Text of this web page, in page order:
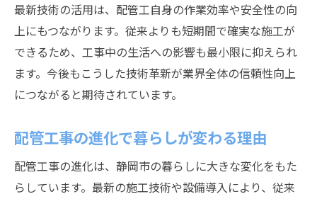
指定工事店による配管工事の安心サポート
配管工選びで活用すべき業者一覧の見方
悪質業者を避ける配管工選びの心得とは
配管工選びで悪質業者を見抜く方法
静岡市周辺で悪質業者一覧を確認する意義
安心できる配管工の選別基準を知ろう
配管工の口コミや評判を活用する方法
最新技術の活用は、配管工自身の作業効率や安全性の向
上にもつながります。従来よりも短期間で確実な施工が
できるため、工事中の生活への影響も最小限に抑えられ
ます。今後もこうした技術革新が業界全体の信頼性向上
につながると期待されています。
配管工事の進化で暮らしが変わる理由
配管工事の進化は、静岡市の暮らしに大きな変化をもた
らしています。最新の施工技術や設備導入により、従来